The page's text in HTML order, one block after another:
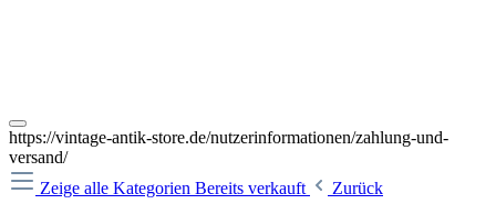
https://vintage-antik-store.de/nutzerinformationen/zahlung-und-
versand/
Zeige alle Kategorien Bereits verkauft
Zurück